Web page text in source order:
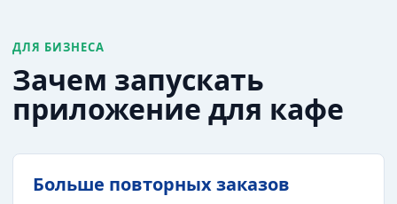
ДЛЯ БИЗНЕСА
Зачем запускать
приложение для кафе
Больше повторных заказов